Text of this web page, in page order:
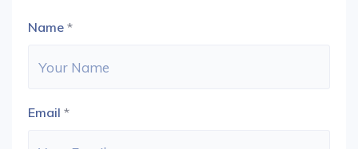
Name *
Email *